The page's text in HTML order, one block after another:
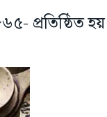
প্রতিষ্ঠিত হয়